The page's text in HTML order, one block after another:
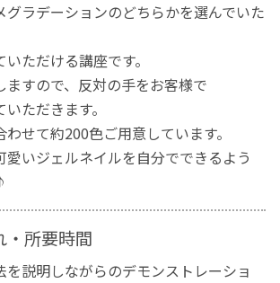
グラデーションのどちらかを選んでいた
ただける講座です。
ますので、反対の手をお客様で
ただきます。
せて約200色ご用意しています。
愛いジェルネイルを自分でできるよう
・所要時間
説明しながらのデモンストレーショ